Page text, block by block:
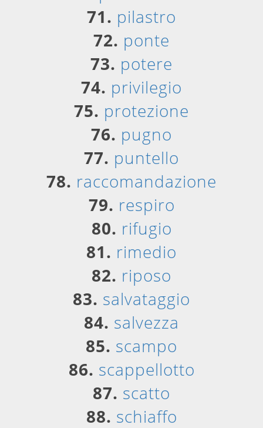
71. pilastro
72. ponte
73. potere
74. privilegio
75. protezione
76. pugno
77. puntello
78. raccomandazione
79. respiro
80. rifugio
81. rimedio
82. riposo
83. salvataggio
84. salvezza
85. scampo
86. scappellotto
87. scatto
88. schiaffo